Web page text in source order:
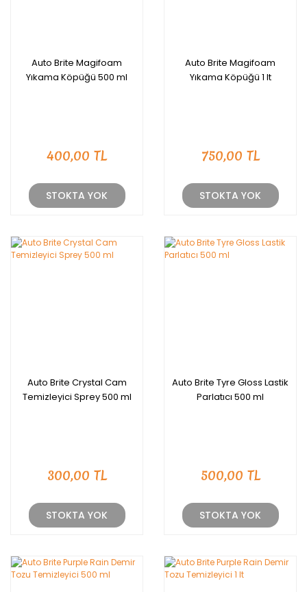
Auto Brite Magifoam
Yıkama Köpüğü 500 ml
400,00 TL
STOKTA YOK
Auto Brite Magifoam
Yıkama Köpüğü 1 lt
750,00 TL
STOKTA YOK
Auto Brite Crystal Cam
Temizleyici Sprey 500 ml
300,00 TL
STOKTA YOK
Auto Brite Tyre Gloss Lastik
Parlatıcı 500 ml
500,00 TL
STOKTA YOK